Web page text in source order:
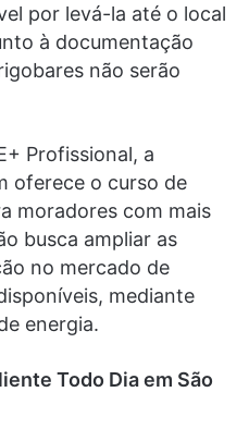
por levá-la até o local
à documentação
não serão
Profissional, a
oferece o curso de
moradores com mais
busca ampliar as
no mercado de
mediante
energia.
Todo Dia em São